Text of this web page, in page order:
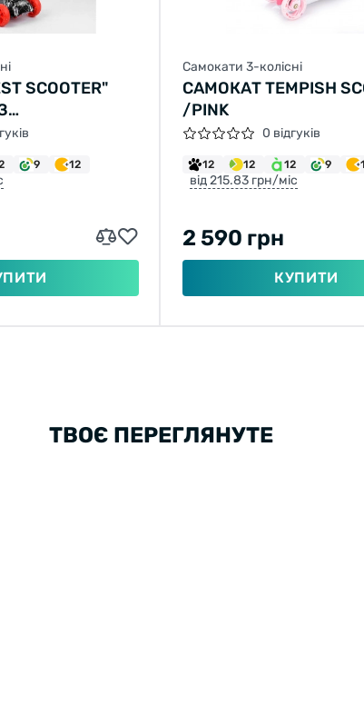
SCOOTER"
МУЗИКА,
КОЛЕСА PU
9 12
Самокати 3-колісні
САМОКАТ TEMPISH
/PINK
0 відгуків
12 12 12 9
від 215.83 грн/міс
2 590 грн
КУПИТИ
ТВОЄ ПЕРЕГЛЯНУТЕ